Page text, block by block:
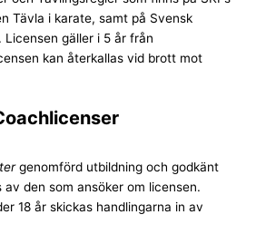
Tävla i karate, samt på Svensk
. Licensen gäller i 5 år från
kan återkallas vid brott mot
genomförd utbildning och godkänt
den som ansöker om licensen.
18 år skickas handlingarna in av